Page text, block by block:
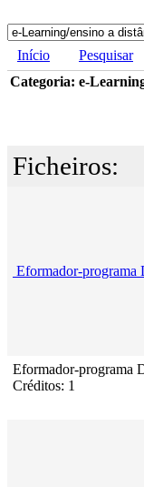
Início Pesquisar
Categoria: e-
Ficheiros:
Eformador-programa
Eformador-programa
Créditos: 1